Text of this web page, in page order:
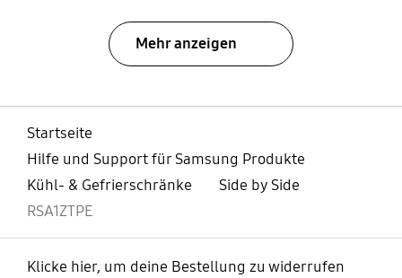
Mehr anzeigen
Startseite
Hilfe und Support für Samsung Produkte
Kühl- & Gefrierschränke
Side by Side
RSA1ZTPE
Klicke hier, um deine Bestellung zu widerrufen